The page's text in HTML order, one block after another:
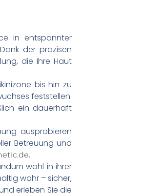
in entspannter
der präzisen
die Ihre Haut
bis hin zu
feststellen.
ein dauerhaft
ausprobieren
Betreuung und
.
wohl in ihrer
wahr – sicher,
erleben Sie die